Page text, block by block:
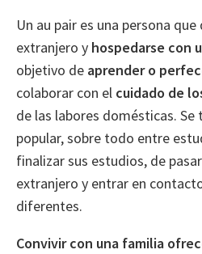
Un au pair es una persona
extranjero y hospedarse con
objetivo de aprender o
colaborar con el cuidado de
de las labores domésticas.
popular, sobre todo entre
finalizar sus estudios, de
extranjero y entrar en
diferentes.
Convivir con una familia